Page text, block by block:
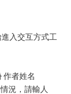
入交互方式工
作者姓名
況，請輸人